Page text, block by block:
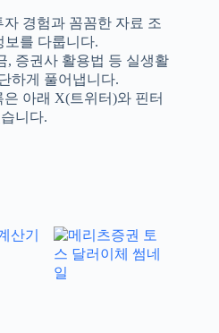
경험과 꼼꼼한 자료 조
보를 다룹니다.
, 증권사 활용법 등 실생활
하게 풀어냅니다.
아래 X(트위터)와 핀터
니다.